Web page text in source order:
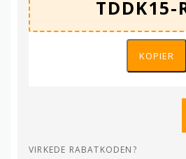
KOPIER
VIRKEDE RABATKODEN?